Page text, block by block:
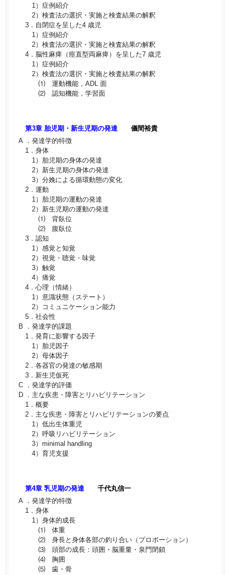
1）症例紹介
2）検査法の選択・実施と検査結果の解釈
3．自閉症を呈した4 歳児
1）症例紹介
2）検査法の選択・実施と検査結果の解釈
4．脳性麻痺（痙直型両麻痺）を呈した7 歳児
1）症例紹介
2）検査法の選択・実施と検査結果の解釈
⑴ 運動機能，ADL 面
⑵ 認知機能，学習面
第3章 胎児期・新生児期の発達
儀間裕貴
A ．発達学的特徴
1．身体
1）胎児期の身体の発達
2）新生児期の身体の発達
3）分娩による循環動態の変化
2．運動
1）胎児期の運動の発達
2）新生児期の運動の発達
⑴ 背臥位
⑵ 腹臥位
3．認知
1）感覚と知覚
2）視覚・聴覚・味覚
3）触覚
4）痛覚
4．心理（情緒）
1）意識状態（ステート）
2）コミュニケーション能力
5．社会性
B ．発達学的課題
1．発育に影響する因子
1）胎児因子
2）母体因子
2．各器官の発達の敏感期
3．新生児仮死
C ．発達学的評価
D ．主な疾患・障害とリハビリテーション
1．概要
2．主な疾患・障害とリハビリテーションの要点
1）低出生体重児
2）呼吸リハビリテーション
3）minimal handling
4）育児支援
第4章 乳児期の発達
千代丸信一
A ．発達学的特徴
1．身体
1）身体的成長
⑴ 体重
⑵ 身長と身体各部の釣り合い（プロポーション）
⑶ 頭部の成長：頭囲・脳重量・泉門閉鎖
⑷ 胸囲
⑸ 歯・骨